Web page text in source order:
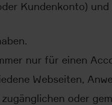
Kundenkonto)
nur für einen
Webseiten,
oder